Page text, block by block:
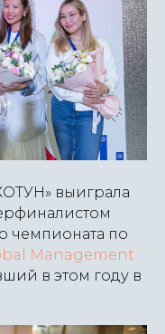
выиграла
чемпионата по
Management
в этом году в